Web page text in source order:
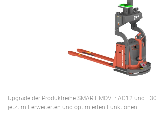
Upgrade der Produktreihe SMART MOVE: AC12 und T30
jetzt mit erweiterten und optimierten Funktionen